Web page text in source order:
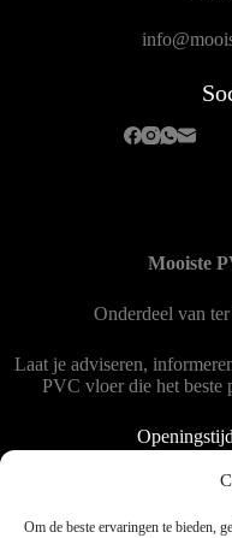
Om de beste ervaringen te bieden,
Mooiste
Onderdeel van
Laat je adviseren,
PVC vloer die het beste
Dinsdag tot en
Zaterdag